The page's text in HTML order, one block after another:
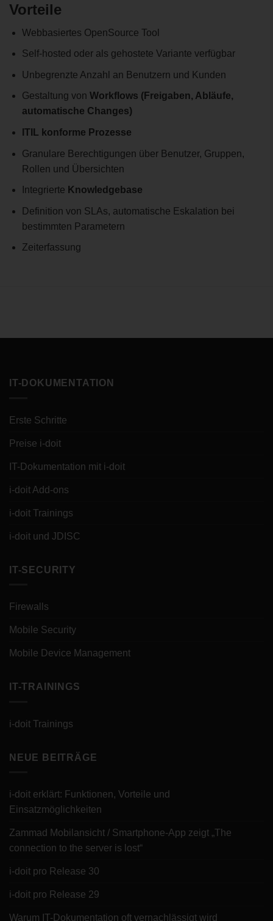
Vorteile
Webbasiertes OpenSource Tool
Self-hosted oder als gehostete Variante verfügbar
Unbegrenzte Anzahl an Benutzern und Kunden
Gestaltung von Workflows (Freigaben, Abläufe,
automatische Changes)
ITIL konforme Prozesse
Granulare Berechtigungen über Benutzer, Gruppen,
Rollen und Übersichten
Integrierte Knowledgebase
Definition von SLAs, automatische Eskalation bei
bestimmten Parametern
Zeiterfassung
IT-DOKUMENTATION
Erste Schritte
Preise i-doit
IT-Dokumentation mit i-doit
i-doit Add-ons
i-doit Trainings
i-doit und JDISC
IT-SECURITY
Firewalls
Mobile Security
Mobile Device Management
IT-TRAININGS
i-doit Trainings
NEUE BEITRÄGE
i-doit erklärt: Funktionen, Vorteile und
Einsatzmöglichkeiten
Zammad Mobilansicht / Smartphone-App zeigt „The
connection to the server is lost“
i-doit pro Release 30
i-doit pro Release 29
Warum IT-Dokumentation oft vernachlässigt wird